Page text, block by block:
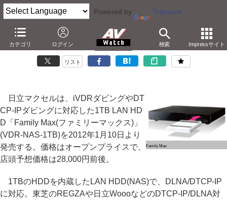
Powered by Translate
カテゴリ ログイン 検索 Impressサイト
マクセル、DTCP/iVDR対応1TB NAS「Family Max」
－実売28,000円。iVDRダビングにも対応
リスト
Family Max
日立マクセルは、iVDRダビングやDT
CP-IPダビングに対応した1TB LAN HD
D「Family Max(ファミリーマックス)」
(VDR-NAS-1TB)を2012年1月10日より
発売する。価格はオープンプライスで、
店頭予想価格は28,000円前後。
1TBのHDDを内蔵したLAN HDD(NAS)で、DLNA/DTCP-IP
に対応。東芝のREGZAや日立WoooなどのDTCP-IP/DLNA対